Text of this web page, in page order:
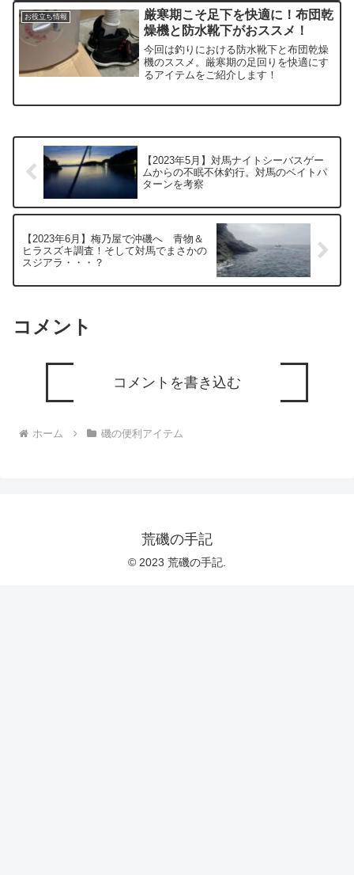
如きがその便利さについて語るに値しな
いほど普及しているものであるが、今回
はこれに２つのアイテムを連結すること
で、磯での作業を時短、効率化できるの
で、もし未だこの存在をご存知ない方の
一助になれば幸いだ。
お役立ち情報
厳寒期こそ足下を快適に！布団乾
燥機と防水靴下がおススメ！
今回は釣りにおける防水靴下と布団乾燥
機のススメ。厳寒期の足回りを快適にす
るアイテムをご紹介します！
【2023年5月】対馬ナイトシーバスゲー
ムからの不眠不休釣行。対馬のベイトパ
ターンを考察
【2023年6月】梅乃屋で沖磯へ 青物＆
ヒラスズキ調査！そして対馬でまさかの
スジアラ・・・？
コメント
コメントを書き込む
ホーム 磯の便利アイテム
荒磯の手記
© 2023 荒磯の手記.